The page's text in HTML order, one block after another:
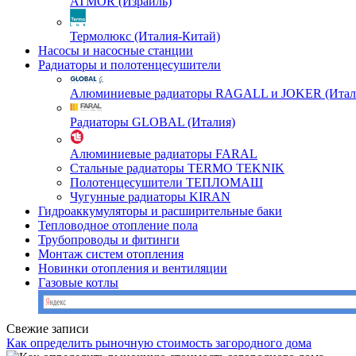
Термолюкс (Италия-Китай)
Насосы и насосные станции
Радиаторы и полотенцесушители
Алюминиевые радиаторы RAGALL и JOKER
Радиаторы GLOBAL (Италия)
Алюминиевые радиаторы FARAL
Стальные радиаторы TERMO TEKNIK
Полотенцесушители ТЕПЛОМАШ
Чугунные радиаторы KIRAN
Гидроаккумуляторы и расширительные баки
Тепловодное отопление пола
Трубопроводы и фитинги
Монтаж систем отопления
Новинки отопления и вентиляции
Газовые котлы
Свежие записи
Как определить рыночную стоимость загородного дома